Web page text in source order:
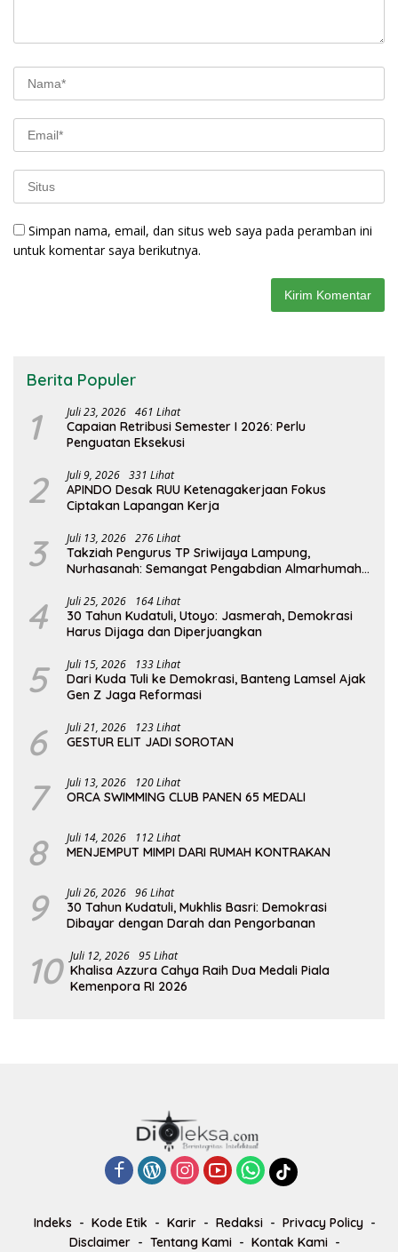
Simpan nama, email, dan situs web saya pada peramban ini
untuk komentar saya berikutnya.
Berita Populer
1 Juli 23, 2026 461 Lihat
Capaian Retribusi Semester I 2026: Perlu
Penguatan Eksekusi
2 Juli 9, 2026 331 Lihat
APINDO Desak RUU Ketenagakerjaan Fokus
Ciptakan Lapangan Kerja
3 Juli 13, 2026 276 Lihat
Takziah Pengurus TP Sriwijaya Lampung,
Nurhasanah: Semangat Pengabdian Almarhumah
4 Juli 25, 2026 164 Lihat
30 Tahun Kudatuli, Utoyo: Jasmerah, Demokrasi
Harus Dijaga dan Diperjuangkan
5 Juli 15, 2026 133 Lihat
Dari Kuda Tuli ke Demokrasi, Banteng Lamsel Ajak
Gen Z Jaga Reformasi
6 Juli 21, 2026 123 Lihat
GESTUR ELIT JADI SOROTAN
7 Juli 13, 2026 120 Lihat
ORCA SWIMMING CLUB PANEN 65 MEDALI
8 Juli 14, 2026 112 Lihat
MENJEMPUT MIMPI DARI RUMAH KONTRAKAN
9 Juli 26, 2026 96 Lihat
30 Tahun Kudatuli, Mukhlis Basri: Demokrasi
Dibayar dengan Darah dan Pengorbanan
10 Juli 12, 2026 95 Lihat
Khalisa Azzura Cahya Raih Dua Medali Piala
Kemenpora RI 2026
Indeks Kode Etik Karir Redaksi
Privacy Policy
Disclaimer
Tentang Kami Kontak Kami